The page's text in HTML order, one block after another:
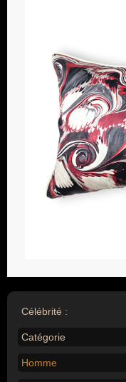
Célébrité :
Catégorie
Homme